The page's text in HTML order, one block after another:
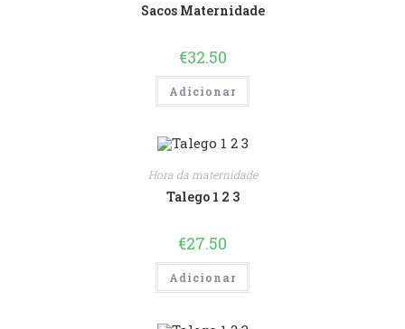
Sacos Maternidade
€32.50
Adicionar
Hora da maternidade
Talego 1 2 3
€27.50
Adicionar